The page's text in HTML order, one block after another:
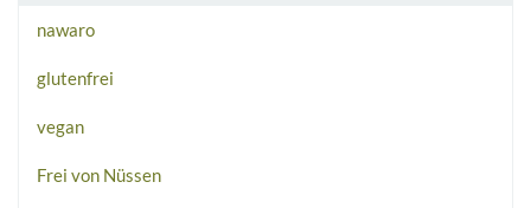
nawaro
glutenfrei
vegan
Frei von Nüssen